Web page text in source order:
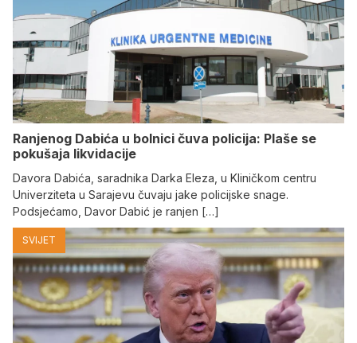
Ranjenog Dabića u bolnici čuva policija: Plaše se
pokušaja likvidacije
Davora Dabića, saradnika Darka Eleza, u Kliničkom centru
Univerziteta u Sarajevu čuvaju jake policijske snage.
Podsjećamo, Davor Dabić je ranjen […]
SVIJET